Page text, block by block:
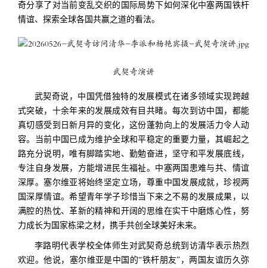
奇分享了对当前变乱交织的国际局势下如何深化中塞两国铁杆
情谊、探索全球各国共赢之道的看法。
武契奇演讲
武契奇说，中国凭借独特的发展模式在诸多领域实现跨越
式突破，十余年来的发展成效有目共睹。每次到访中国，都能
真切感受到日新月异的变化，这份蓬勃向上的发展活力令人动
容。当前中国已成为维护全球和平稳定的重要力量，其崛起之
路充分说明，唯有脚踏实地、勤勉奋进，坚守和平发展底线，
专注自身发展，方能增进民生福祉。中塞两国患难与共、情谊
深厚。塞尔维亚将始终坚定立场，尊重中国发展成就，珍视两
国深厚情谊。希望青年学子珍惜当下来之不易的发展成果，以
满腔的热忱、革新的精神和开阔的思维在实干中磨炼心性，努
力成长为国家栋梁之材，携手共创全球美好未来。
李路明代表学校全体师生对武契奇总统到访清华表示热烈
欢迎。他说，塞尔维亚是中国的“铁杆朋友”，两国友谊历久弥